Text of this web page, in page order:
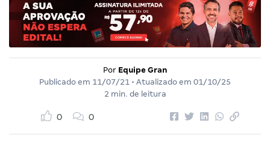
Por Equipe Gran
Publicado em 11/07/21 • Atualizado em 01/10/25
2 min. de leitura
0 0